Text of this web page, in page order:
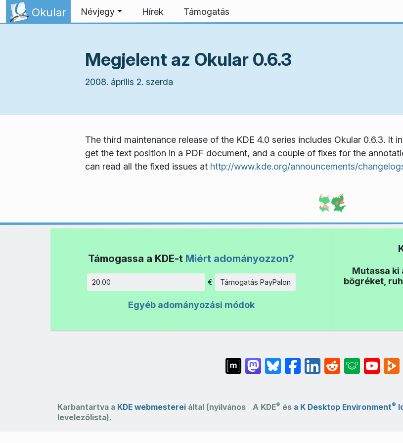
Ugrás a tartalomhoz
Okular Névjegy Hírek Támogatás
Megjelent az Okular 0.6.3
2008. április 2. szerda
The third maintenance release of the KDE 4.0 series includes Okular 0.6.3. It
get the text position in a PDF document, and a couple of fixes for the
can read all the fixed issues at http://www.kde.org/announcements/
Támogassa a KDE-t Miért adományozzon?
Összeg
€ Támogatás PayPalon
Egyéb adományozási módok
Mutassa ki
bögréket,
Karbantartva a KDE webmestereiáltal (nyilvános
levelezőlista).
A KDE® és a K Desktop Environment®